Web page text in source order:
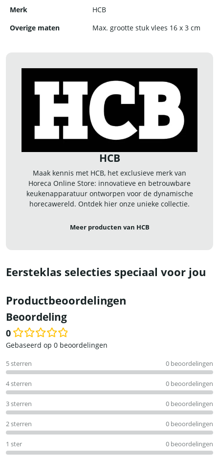
Merk
HCB
Overige maten
Max. grootte stuk vlees 16 x 3 cm
HCB
Maak kennis met HCB, het exclusieve merk van
Horeca Online Store: innovatieve en betrouwbare
keukenapparatuur ontworpen voor de dynamische
horecawereld. Ontdek hier onze unieke collectie.
Meer producten van HCB
Eersteklas selecties speciaal voor jou
Productbeoordelingen
Beoordeling
0
Waardering
uit
5
Gebaseerd op 0 beoordelingen
5 sterren 0 beoordelingen
4 sterren 0 beoordelingen
3 sterren 0 beoordelingen
2 sterren 0 beoordelingen
1 ster 0 beoordelingen